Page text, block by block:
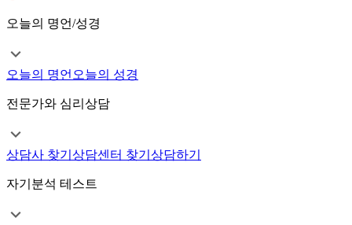
오늘의 명언/성경
오늘의 명언 오늘의 성경
전문가와 심리상담
상담사 찾기 상담센터 찾기 상담하기
자기분석 테스트